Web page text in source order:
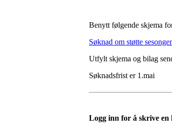
Benytt følgende skjema
Søknad om støtte
Utfylt skjema og bilag
Søknadsfrist er 1.mai
Logg inn for å skrive en